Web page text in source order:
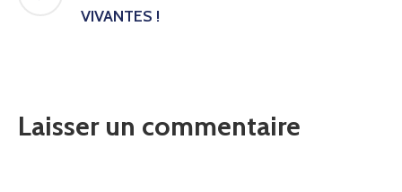
VIVANTES !
Laisser un commentaire